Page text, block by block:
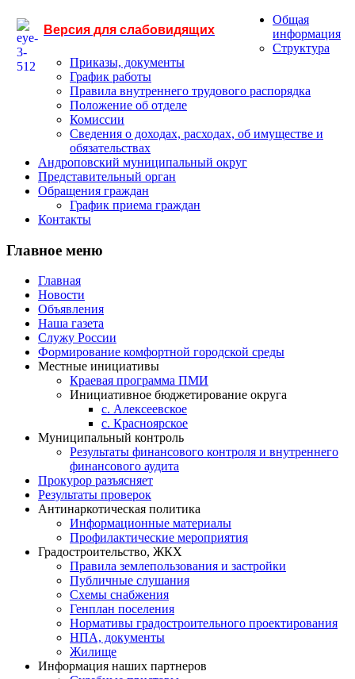
Версия для слабовидящих
Общая
информация
Структура
Приказы, документы
График работы
Правила внутреннего трудового распорядка
Положение об отделе
Комиссии
Сведения о доходах, расходах, об имуществе и
обязательствах
Андроповский муниципальный округ
Представительный орган
Обращения граждан
График приема граждан
Контакты
Главное меню
Главная
Новости
Объявления
Наша газета
Служу России
Формирование комфортной городской среды
Местные инициативы
Краевая программа ПМИ
Инициативное бюджетирование округа
с. Алексеевское
с. Красноярское
Муниципальный контроль
Результаты финансового контроля и внутреннего
финансового аудита
Прокурор разъясняет
Результаты проверок
Антинаркотическая политика
Информационные материалы
Профилактические мероприятия
Градостроительство, ЖКХ
Правила землепользования и застройки
Публичные слушания
Схемы снабжения
Генплан поселения
Нормативы градостроительного проектирования
НПА, документы
Жилище
Информация наших партнеров